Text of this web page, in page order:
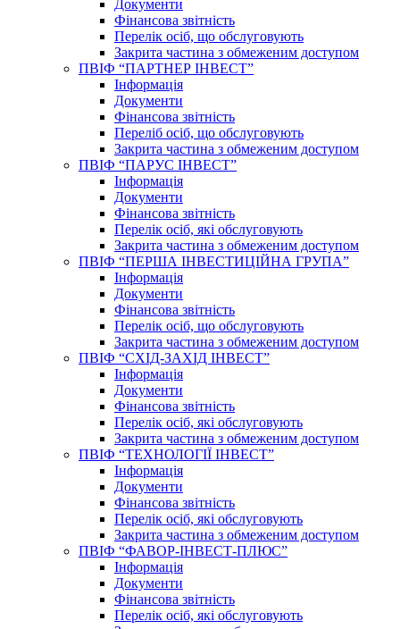
Документи
Фінансова звітність
Перелік осіб, що обслуговують
Закрита частина з обмеженим доступом
ПВІФ “ПАРТНЕР ІНВЕСТ”
Інформація
Документи
Фінансова звітність
Переліб осіб, що обслуговують
Закрита частина з обмеженим доступом
ПВІФ “ПАРУС ІНВЕСТ”
Інформація
Документи
Фінансова звітність
Перелік осіб, які обслуговують
Закрита частина з обмеженим доступом
ПВІФ “ПЕРША ІНВЕСТИЦІЙНА ГРУПА”
Інформація
Документи
Фінансова звітність
Перелік осіб, що обслуговують
Закрита частина з обмеженим доступом
ПВІФ “СХІД-ЗАХІД ІНВЕСТ”
Інформація
Документи
Фінансова звітність
Перелік осіб, які обслуговують
Закрита частина з обмеженим доступом
ПВІФ “ТЕХНОЛОГІЇ ІНВЕСТ”
Інформація
Документи
Фінансова звітність
Перелік осіб, які обслуговують
Закрита частина з обмеженим доступом
ПВІФ “ФАВОР-ІНВЕСТ-ПЛЮС”
Інформація
Документи
Фінансова звітність
Перелік осіб, які обслуговують